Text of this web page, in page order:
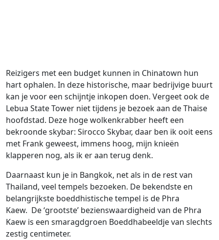
Reizigers met een budget kunnen in Chinatown hun
hart ophalen. In deze historische, maar bedrijvige buurt
kan je voor een schijntje inkopen doen. Vergeet ook de
Lebua State Tower niet tijdens je bezoek aan de Thaise
hoofdstad. Deze hoge wolkenkrabber heeft een
bekroonde skybar: Sirocco Skybar, daar ben ik ooit eens
met Frank geweest, immens hoog, mijn knieën
klapperen nog, als ik er aan terug denk.
Daarnaast kun je in Bangkok, net als in de rest van
Thailand, veel tempels bezoeken. De bekendste en
belangrijkste boeddhistische tempel is de Phra
Kaew. De ‘grootste’ bezienswaardigheid van de Phra
Kaew is een smaragdgroen Boeddhabeeldje van slechts
zestig centimeter.